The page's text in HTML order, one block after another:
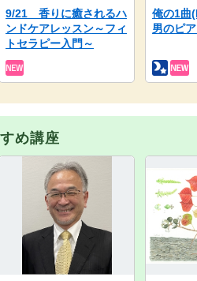
9/21 香りに癒されるハ
ンドケアレッスン～フィ
トセラピー入門～
俺の1曲
男のピ
め講座